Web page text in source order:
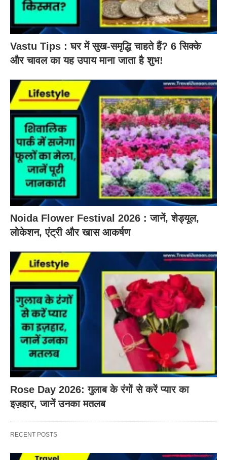
Vastu Tips : घर में सुख-समृद्धि चाहते हैं? 6 सिक्के
और चावल का यह उपाय माना जाता है शुभ!
Noida Flower Festival 2026 : जानें, शेड्यूल,
लोकेशन, एंट्री और खास आकर्षण
Rose Day 2026: गुलाब के रंगों से करें प्यार का
इज़हार, जानें उनका मतलब
RECENT POSTS